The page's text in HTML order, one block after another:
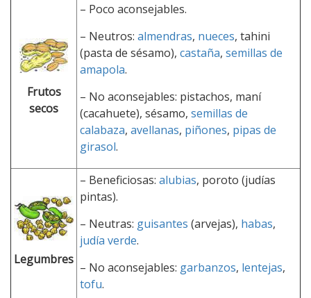
Frutos
secos
– Poco aconsejables.
– Neutros: almendras, nueces, tahini
(pasta de sésamo), castaña, semillas de
amapola.
– No aconsejables: pistachos, maní
(cacahuete), sésamo, semillas de
calabaza, avellanas, piñones, pipas de
girasol.
Legumbres
– Beneficiosas: alubias, poroto (judías
pintas).
– Neutras: guisantes (arvejas), habas,
judía verde.
– No aconsejables: garbanzos, lentejas,
tofu.